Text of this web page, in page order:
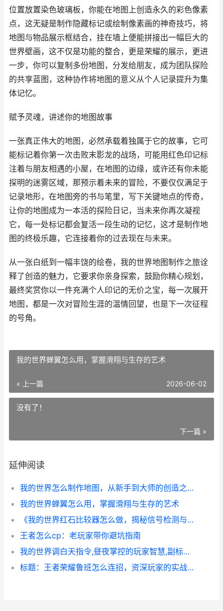
位置放置染色玻璃板，你能在地图上创造永久的彩色像素
点，这无疑是制作隐藏标记或绘制像素画的神奇技巧，将
地图与物品展示框结合，挂在墙上便能拼接出一幅巨大的
世界壁画，这不仅是功能的整合，更是荣耀的展示，更进
一步，你可以复制多份地图，分发给朋友，成为团队探险
的共享蓝图，这种协作将地图的意义从个人记录提升为集
体记忆。
赋予灵魂，讲述你的地图故事
一张真正伟大的地图，必然承载着独属于它的故事，它可
能标记着你第一次击败末影龙的战场，可能用红色印记标
注着与朋友相遇的小屋，在地图的边缘，或许还有你未能
探明的迷雾区域，那预示着未来的冒险，不要仅仅满足于
记录地形，在地图旁的书与笔里，写下关键地点的传奇，
让你的地图成为一本活的探险日记，当未来你再次凝视
它，每一处标记都会复活一段生动的记忆，这才是制作地
图的终极乐趣，它连接着你的过去现在与未来。
从一张白纸到一幅丰饶的绘卷，我的世界地图制作之旅诠
释了创造的魅力，它要求你亲身探索，鼓励你精心规划，
最终奖赏你以一件充满个人印记的无价之宝，每一次展开
地图，都是一次对冒险生涯的温情回望，也是下一次征程
的号角。
我的世界蝉翼怎么用，掌握滑翔与生存的艺术
« 上一篇 2026-06-02
没有了！
下一篇 »
延伸阅读
我的世界怎么制作地图，从新手到大师的创造之旅
我的世界蝉翼怎么用，掌握滑翔与生存的艺术
《我的世界红石比较器怎么做，揭秘信号检测与转换的艺术》
王者怎么cp：老玩家带你避坑指南
我的世界调白天指令,昼夜掌控的玩家智慧,副标题,游戏生存的艺术
标题：王者荣耀鲁班怎么连招，资深玩家的实战心法